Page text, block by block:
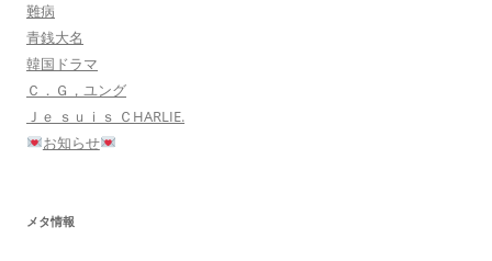
難病
青銭大名
韓国ドラマ
Ｃ．Ｇ，ユング
Ｊｅ ｓｕｉｓ ＣHARLIE.
お知らせ
メタ情報